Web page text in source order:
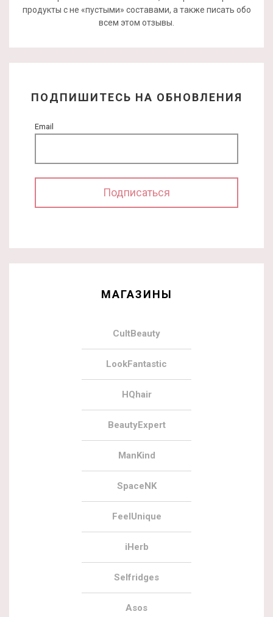
продукты с не «пустыми» составами, а также писать обо
всем этом отзывы.
ПОДПИШИТЕСЬ НА ОБНОВЛЕНИЯ
Email
МАГАЗИНЫ
CultBeauty
LookFantastic
HQhair
BeautyExpert
ManKind
SpaceNK
FeelUnique
iHerb
Selfridges
Asos